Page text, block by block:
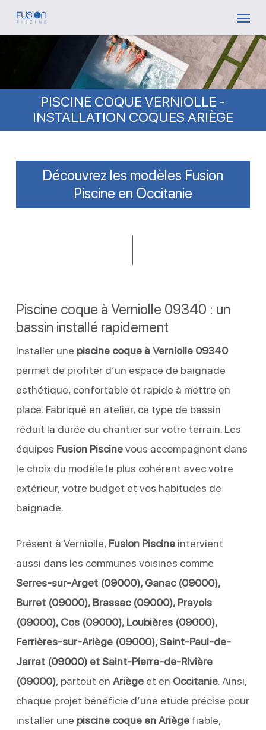
Skip
PISCINE COQUE VERNIOLLE -
INSTALLATION COQUES ARIÈGE
Découvrez les modèles Fusion
Piscine en Occitanie
Piscine coque à Verniolle 09340 : un
bassin installé rapidement
Installer une piscine coque à Verniolle 09340
permet de profiter d’un espace de baignade
esthétique, confortable et rapide à mettre en
place. Fabriqué en atelier, ce type de bassin
réduit la durée du chantier sur votre terrain. Les
équipes Fusion Piscinevous accompagnent dans
le choix du modèle le plus cohérent avec votre
extérieur, votre budget et vos habitudes de
baignade.
Présent à Verniolle, Fusion Piscineintervient
aussi dans les communes voisines comme
Serres-sur-Arget (09000), Ganac (09000),
Burret (09000), Brassac (09000), Prayols
(09000), Cos (09000), Loubières (09000),
Ferrières-sur-Ariège (09000), Saint-Paul-de-
Jarrat (09000) et Saint-Pierre-de-Rivière
(09000), partout en Ariègeet en Occitanie. Ainsi,
chaque projet bénéficie d’une étude précise pour
installer une piscine coque en Ariègefiable,